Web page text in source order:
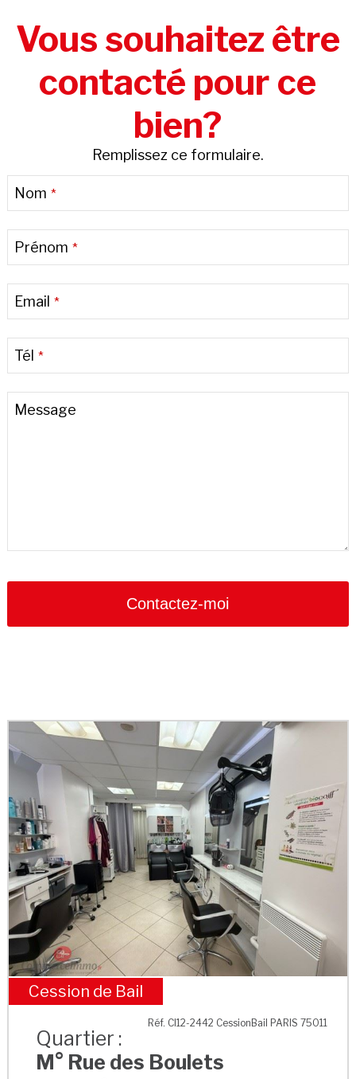
Vous souhaitez être
contacté pour ce
bien?
Remplissez ce formulaire.
Nom *
Prénom *
Email *
Tél *
Message
Contactez-moi
M° Rue des Boulets
Cession de Bail
Réf. CI12-2442 CessionBail PARIS 75011
Quartier :
M° Rue des Boulets